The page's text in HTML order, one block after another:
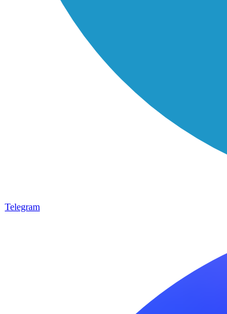
Telegram